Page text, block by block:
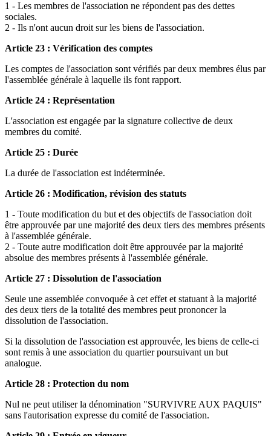
1 - Les membres de l'association ne répondent pas des dettes
sociales.
2 - Ils n'ont aucun droit sur les biens de l'association.
Article 23 : Vérification des comptes
Les comptes de l'association sont vérifiés par deux membres élus par
l'assemblée générale à laquelle ils font rapport.
Article 24 : Représentation
L'association est engagée par la signature collective de deux
membres du comité.
Article 25 : Durée
La durée de l'association est indéterminée.
Article 26 : Modification, révision des statuts
1 - Toute modification du but et des objectifs de l'association doit
être approuvée par une majorité des deux tiers des membres présents
à l'assemblée générale.
2 - Toute autre modification doit être approuvée par la majorité
absolue des membres présents à l'assemblée générale.
Article 27 : Dissolution de l'association
Seule une assemblée convoquée à cet effet et statuant à la majorité
des deux tiers de la totalité des membres peut prononcer la
dissolution de l'association.
Si la dissolution de l'association est approuvée, les biens de celle-ci
sont remis à une association du quartier poursuivant un but
analogue.
Article 28 : Protection du nom
Nul ne peut utiliser la dénomination "SURVIVRE AUX PAQUIS"
sans l'autorisation expresse du comité de l'association.